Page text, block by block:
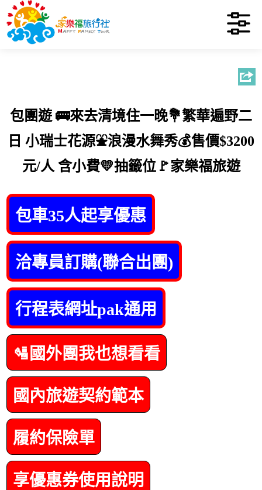
包團遊 🚌來去清境住一晚💐繁華遍野二
日 小瑞士花源⛲️浪漫水舞秀💰售價$3200
元/人 含小費💛抽籤位🚩家樂福旅遊
包車35人起享優惠
洽專員訂購(聯合出團)
行程表網址pak通用
🛂國外團我也想看看
國內旅遊契約範本
履約保險單
享優惠券使用說明